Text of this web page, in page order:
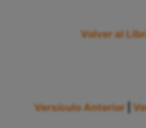
Volver al
Versículo Anterior